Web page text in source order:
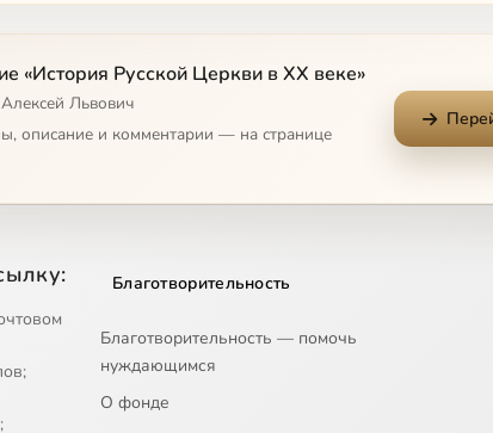
и власть в 1918 г.
гражданской войны. Кампания по вскрытию св.
изъятия
в 1921–1922 гг
«История Русской Церкви в XX веке»
Львович
описание и комментарии — на странице
Благотворительность
Благотворительность — помочь
нуждающимся
О фонде